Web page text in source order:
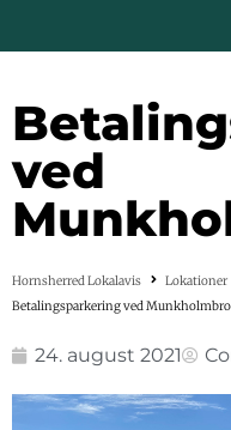
ved
Hornsherred Lokalavis Lokationer
Betalingsparkering ved
24. august 2021